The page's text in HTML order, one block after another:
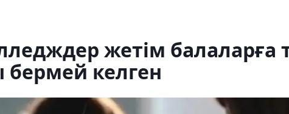
жетім балаларға
келген